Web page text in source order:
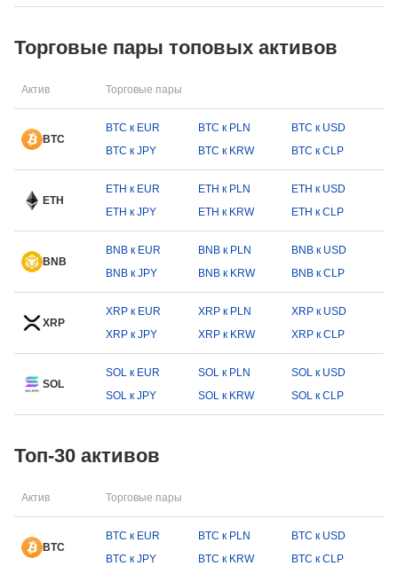
Торговые пары топовых активов
Актив Торговые пары
BTC
BTC к EUR BTC к PLN
BTC к USD
BTC к JPY
BTC к KRW BTC к CLP
ETH
ETH к EUR ETH к PLN
ETH к USD
ETH к JPY
ETH к KRW ETH к CLP
BNB
BNB к EUR BNB к PLN
BNB к USD
BNB к JPY
BNB к KRW BNB к CLP
XRP
XRP к EUR XRP к PLN
XRP к USD
XRP к JPY
XRP к KRW XRP к CLP
SOL
SOL к EUR SOL к PLN
SOL к USD
SOL к JPY
SOL к KRW SOL к CLP
Топ-30 активов
Актив Торговые пары
BTC
BTC к EUR BTC к PLN
BTC к USD
BTC к JPY
BTC к KRW BTC к CLP